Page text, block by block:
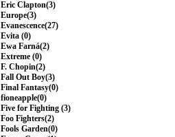
Eric Clapton(3)
Europe(3)
Evanescence(27)
Evita (0)
Ewa Farná(2)
Extreme (0)
F. Chopin(2)
Fall Out Boy(3)
Final Fantasy(0)
fioneapple(0)
Five for Fighting (3)
Foo Fighters(2)
Fools Garden(0)